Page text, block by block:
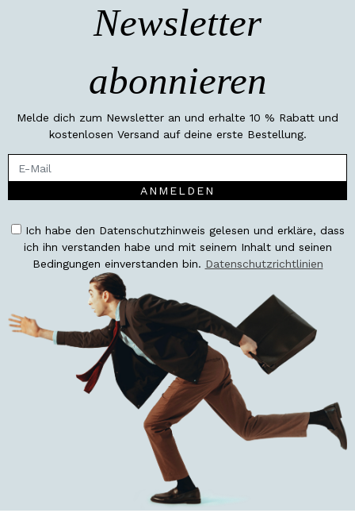
Newsletter
abonnieren
Melde dich zum Newsletter an und erhalte 10 % Rabatt und
kostenlosen Versand auf deine erste Bestellung.
ANMELDEN
Ich habe den Datenschutzhinweis gelesen und erkläre, dass
ich ihn verstanden habe und mit seinem Inhalt und seinen
Bedingungen einverstanden bin. Datenschutzrichtlinien